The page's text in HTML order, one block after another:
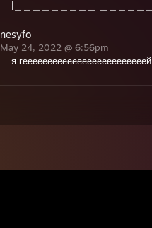
nesyfo
May 24, 2022 @ 6:56pm
я гееееееееееееееееееееееееей